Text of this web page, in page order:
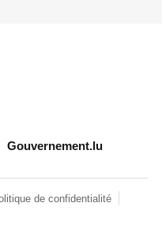
Gouvernement.lu
de confidentialité